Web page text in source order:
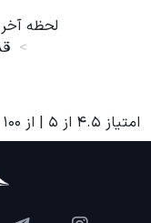
لحظه آخر
امتیاز از | از